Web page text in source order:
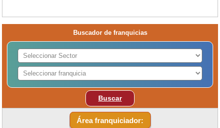
Buscador de franquicias
Buscar
Área franquiciador: